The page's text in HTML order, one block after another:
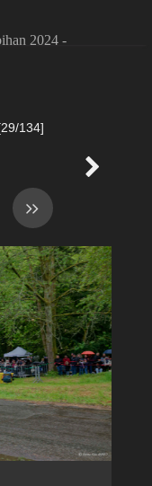
2024 -
134]
